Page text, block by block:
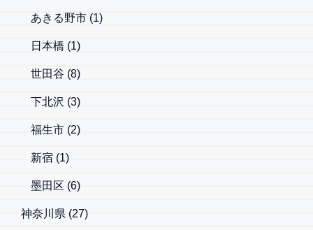
あきる野市 (1)
日本橋 (1)
世田谷 (8)
下北沢 (3)
福生市 (2)
新宿 (1)
墨田区 (6)
神奈川県 (27)